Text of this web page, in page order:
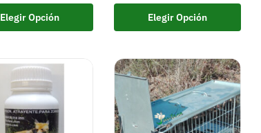
Elegir Opción Elegir Opción